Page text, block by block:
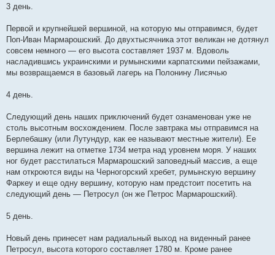
3 день.
Первой и крупнейшей вершиной, на которую мы отправимся, будет
Поп-Иван Мармарошский. До двухтысячника этот великан не дотянул
совсем немного — его высота составляет 1937 м. Вдоволь
насладившись украинскими и румынскими карпатскими пейзажами,
мы возвращаемся в базовый лагерь на Полонину Лисячью
4 день.
Следующий день наших приключений будет ознаменован уже не
столь высотным восхождением. После завтрака мы отправимся на
Берлебашку (или Лутундур, как ее называют местные жители). Ее
вершина лежит на отметке 1734 метра над уровнем моря. У наших
ног будет расстилаться Мармарошский заповедный массив, а еще
нам откроются виды на Черногорский хребет, румынскую вершину
Фаркеу и еще одну вершину, которую нам предстоит посетить на
следующий день — Петросул (он же Петрос Мармарошский).
5 день.
Новый день принесет нам радиальный выход на виденный ранее
Петросул, высота которого составляет 1780 м. Кроме ранее